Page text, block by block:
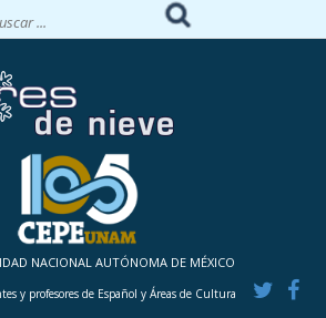
NACIONAL AUTÓNOMA DE MÉXICO
y profesores de Español y Áreas de Cultura